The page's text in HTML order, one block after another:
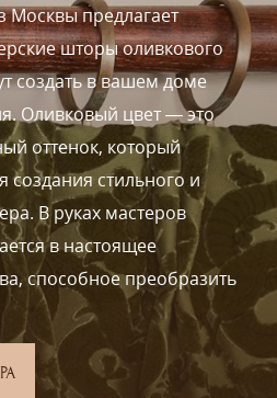
Москвы предлагает
шторы оливкового
создать в вашем доме
Оливковый цвет — это
оттенок, который
создания стильного и
В руках мастеров
в настоящее
способное преобразить